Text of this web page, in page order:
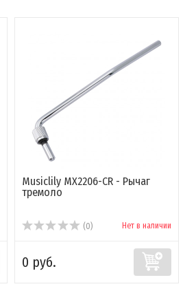
Musiclily MX2206-CR - Рычаг
тремоло
(0) Нет в наличии
0 руб.